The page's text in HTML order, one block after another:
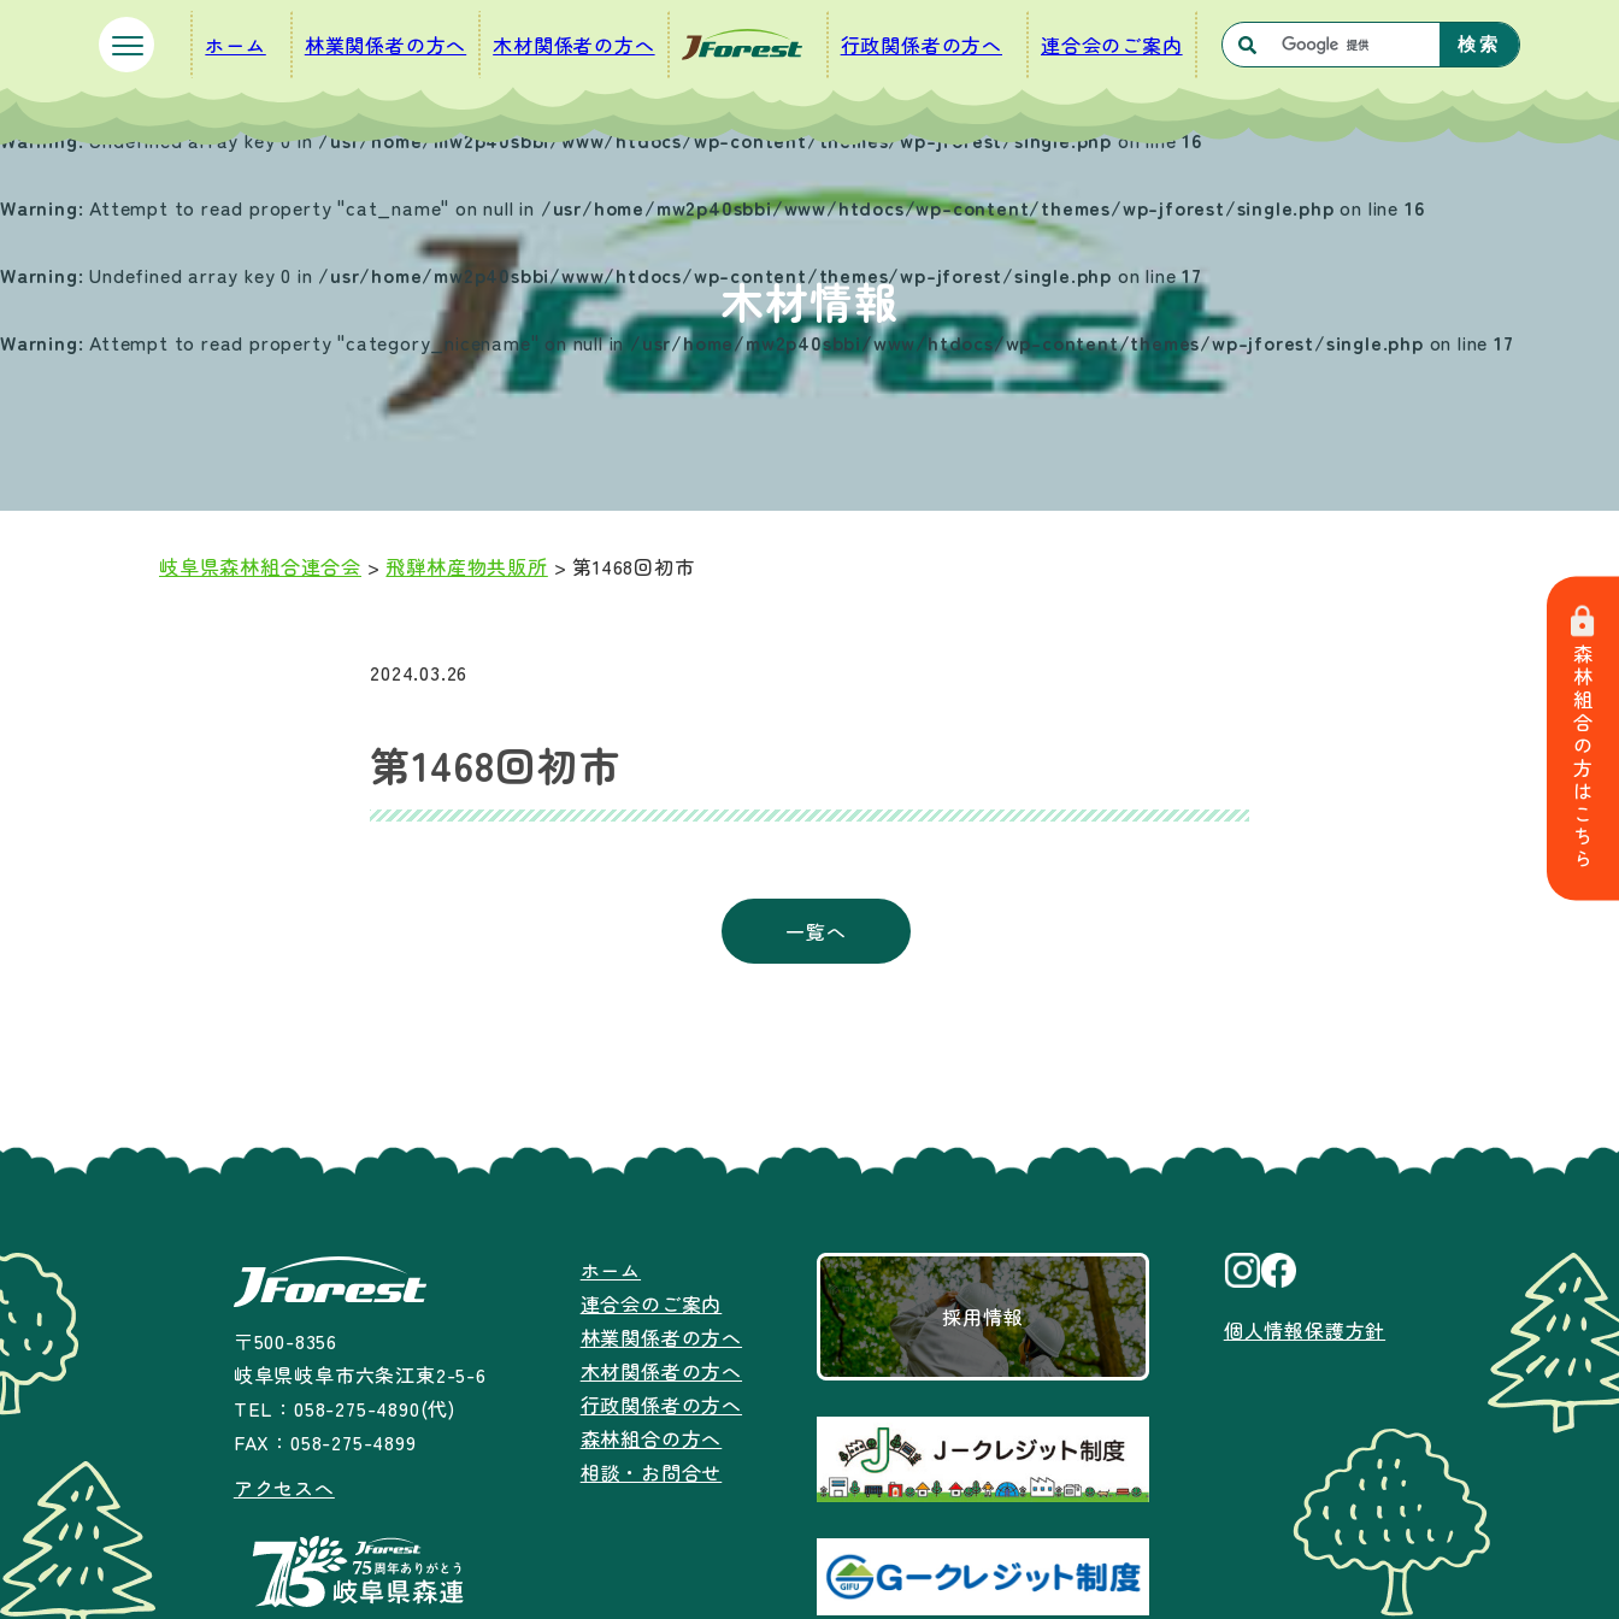
ジ
の
先
で
。
ュ
ー
を
ば
て
文
ホーム 林業関係者の方へ 木材関係者の方へ 行政関係者の方へ 連合会のご案内
森林組合の方はこちら
Warning: Undefined array key 0 in/usr/home/mw2p40sbbi/www/htdocs/wp-content/themes/wp-jforest/single.phpon line16
Warning: Attempt to read property "cat_name" on null in /usr/home/mw2p40sbbi/www/htdocs/wp-content/themes/wp-jforest/single.php on line 16
Warning: Undefined array key 0 in /usr/home/mw2p40sbbi/www/htdocs/wp-content/themes/wp-jforest/single.php on line17
Warning: Attempt to read property "category_nicename" on null in/usr/home/mw2p40sbbi/www/htdocs/wp-content/themes/wp-jforest/single.php on line17
木材情報
岐阜県森林組合連合会 > 飛騨林産物共販所 >第1468回初市
2024.03.26
第1468回初市
一覧へ
〒500-8356
岐阜県岐阜市六条江東2-5-6
TEL：058-275-4890(代)
FAX：058-275-4899
アクセスへ
ホーム
連合会のご案内
林業関係者の方へ
木材関係者の方へ
行政関係者の方へ
森林組合の方へ
相談・お問合せ
採用情報 個人情報保護方針